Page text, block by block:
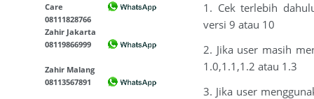
Care
08111828766
Zahir Jakarta
08119866999
Zahir Malang
08113567891
1. Cek terlebih
versi 9 atau 10
2. Jika user masih
1.0,1.1,1.2 atau 1.3
3. Jika user